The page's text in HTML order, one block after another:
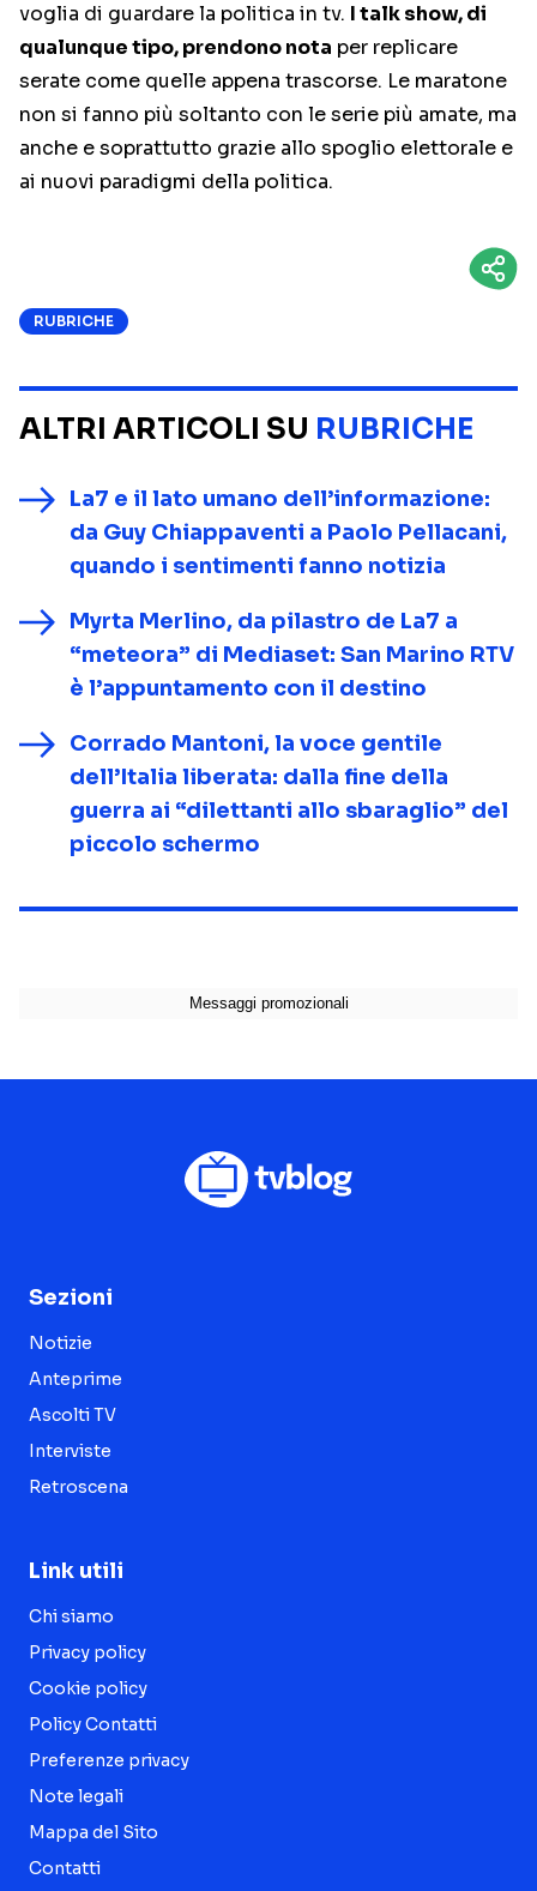
voglia di guardare la politica in tv. I talk show, di
qualunque tipo, prendono nota per replicare
serate come quelle appena trascorse. Le maratone
non si fanno più soltanto con le serie più amate, ma
anche e soprattutto grazie allo spoglio elettorale e
ai nuovi paradigmi della politica.
RUBRICHE
ALTRI ARTICOLI SU RUBRICHE
La7 e il lato umano dell’informazione:
da Guy Chiappaventi a Paolo Pellacani,
quando i sentimenti fanno notizia
Myrta Merlino, da pilastro de La7 a
“meteora” di Mediaset: San Marino RTV
è l’appuntamento con il destino
Corrado Mantoni, la voce gentile
dell’Italia liberata: dalla fine della
guerra ai “dilettanti allo sbaraglio” del
piccolo schermo
Sezioni
Notizie
Anteprime
Ascolti TV
Interviste
Retroscena
Link utili
Chi siamo
Privacy policy
Cookie policy
Policy Contatti
Preferenze privacy
Note legali
Mappa del Sito
Contatti